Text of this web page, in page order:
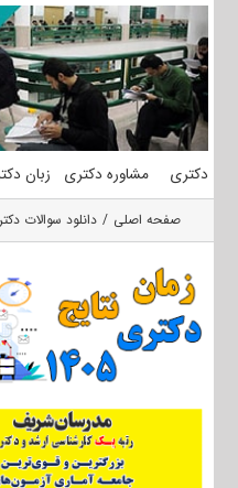
محتوا
دکتری مشاوره دکتری زبان
صفحه اصلی دانلود سوالات